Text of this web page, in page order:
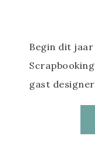
Begin dit
gast